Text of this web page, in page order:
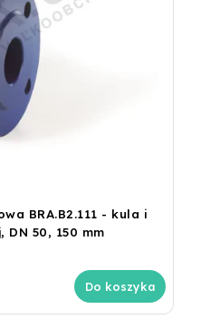
BRA.B2.111 - kula i
50, 150 mm
Do koszyka